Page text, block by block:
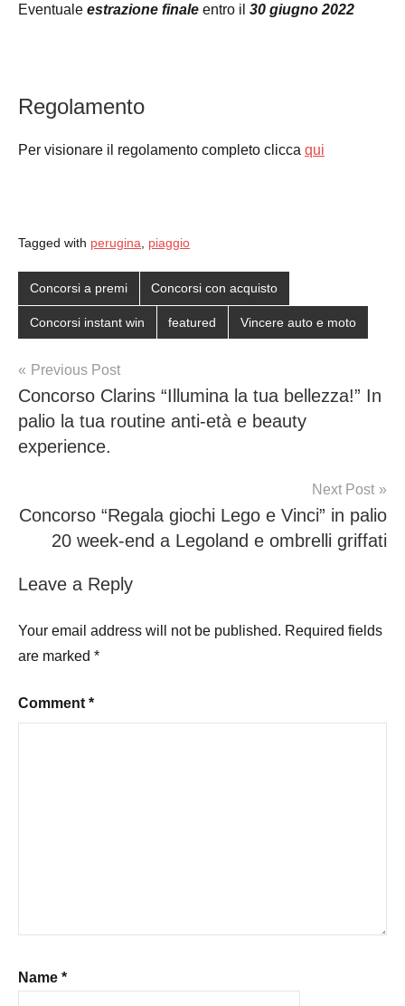
Eventuale estrazione finale entro il 30 giugno 2022
Regolamento
Per visionare il regolamento completo clicca qui
Tagged with perugina piaggio
Concorsi a premi Concorsi con acquisto
Concorsi instant win featured Vincere auto e moto
Post
navigation
Previous Post
Concorso Clarins “Illumina la tua bellezza!” In
palio la tua routine anti-età e beauty
experience.
Next Post
Concorso “Regala giochi Lego e Vinci” in palio
20 week-end a Legoland e ombrelli griffati
Leave a Reply
Your email address will not be published. Required fields
are marked *
Comment *
Name *